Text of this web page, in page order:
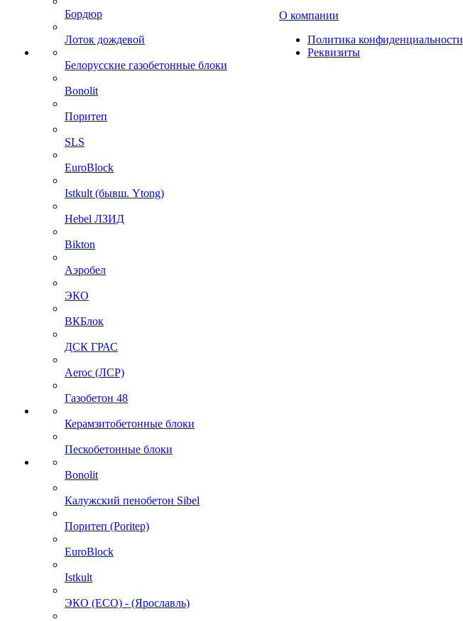
Бордюр
Лоток дождевой
Белорусские газобетонные блоки
Bonolit
Поритеп
SLS
EuroBlock
Istkult (бывш. Ytong)
Hebel ЛЗИД
Bikton
Аэробел
ЭКО
ВКБлок
ДСК ГРАС
Aeroc (ЛСР)
Газобетон 48
Керамзитобетонные блоки
Пескобетонные блоки
Bonolit
Калужский пенобетон Sibel
Поритеп (Poritep)
EuroBlock
Istkult
ЭКО (ECO) - (Ярославль)
О компании
Политика конфиденциальности
Реквизиты